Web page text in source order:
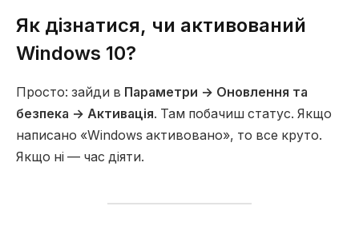
Як дізнатися, чи активований
Windows 10?
Просто: зайди в Параметри → Оновлення та
безпека → Активація. Там побачиш статус. Якщо
написано «Windows активовано», то все круто.
Якщо ні — час діяти.